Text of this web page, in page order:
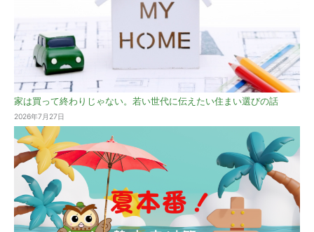
家は買って終わりじゃない。若い世代に伝えたい住まい選びの話
2026年7月27日